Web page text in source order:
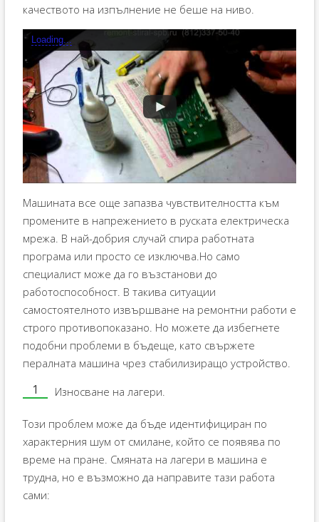
качеството на изпълнение не беше на ниво.
Loading...
Машината все още запазва чувствителността към
промените в напрежението в руската електрическа
мрежа. В най-добрия случай спира работната
програма или просто се изключва.Но само
специалист може да го възстанови до
работоспособност. В такива ситуации
самостоятелното извършване на ремонтни работи е
строго противопоказано. Но можете да избегнете
подобни проблеми в бъдеще, като свържете
пералната машина чрез стабилизиращо устройство.
Износване на лагери.
Този проблем може да бъде идентифициран по
характерния шум от смилане, който се появява по
време на пране. Смяната на лагери в машина е
трудна, но е възможно да направите тази работа
сами: